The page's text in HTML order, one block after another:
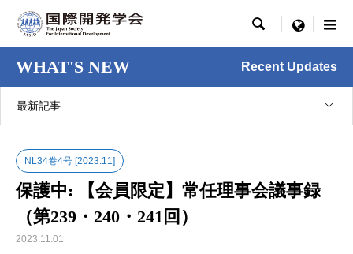
 menu
WHAT'S NEW Recent Updates
最新記事
NL34巻4号 [2023.11]
保護中: 【会員限定】常任理事会議事録
（第239・240・241回）
2023.11.01